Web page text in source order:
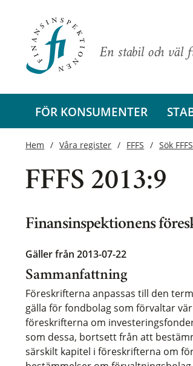
En stabil och väl
FÖR KONSUMENTER
Hem Våra register FFFS Sök FFFS
FFFS 2013:9
Finansinspektionens
Gäller från 2013-07-22
Sammanfattning
Föreskrifterna anpassas till den
gälla för fondbolag som förvaltar
föreskrifterna om
som dessa, bortsett från att
särskilt kapitel i föreskrifterna om